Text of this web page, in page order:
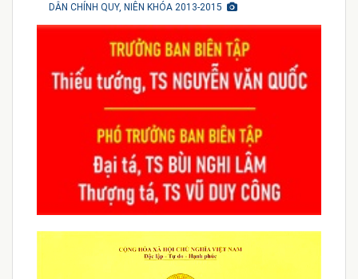
DÂN CHÍNH QUY, NIÊN KHÓA 2013-2015